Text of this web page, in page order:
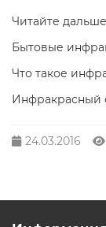
Читайте
Бытовые
Что такое
Инфракрасный
24.03.2016